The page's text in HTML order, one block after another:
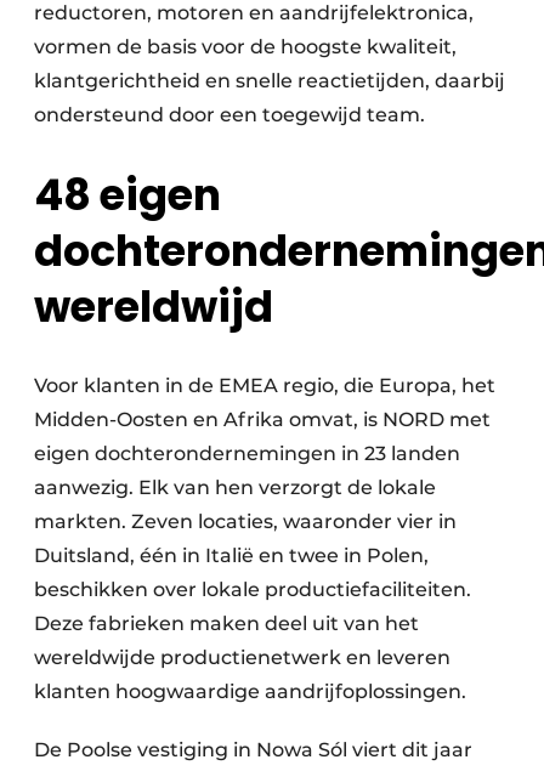
reductoren, motoren en aandrijfelektronica,
vormen de basis voor de hoogste kwaliteit,
klantgerichtheid en snelle reactietijden, daarbij
ondersteund door een toegewijd team.
48 eigen
wereldwijd
Voor klanten in de EMEA regio, die Europa, het
Midden-Oosten en Afrika omvat, is NORD met
eigen dochterondernemingen in 23 landen
aanwezig. Elk van hen verzorgt de lokale
markten. Zeven locaties, waaronder vier in
Duitsland, één in Italië en twee in Polen,
beschikken over lokale productiefaciliteiten.
Deze fabrieken maken deel uit van het
wereldwijde productienetwerk en leveren
klanten hoogwaardige aandrijfoplossingen.
De Poolse vestiging in Nowa Sól viert dit jaar